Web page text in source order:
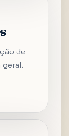
de
geral.